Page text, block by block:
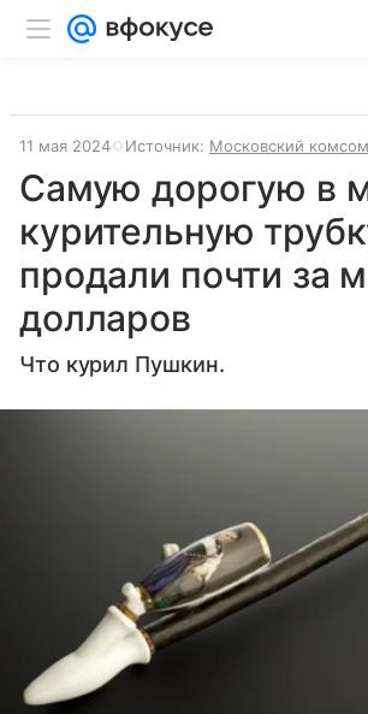
11 мая 2024 Источник: Московский
Самую дорогую в
курительную
продали почти за
долларов
Что курил Пушкин.